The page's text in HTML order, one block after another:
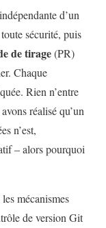
d’un
sécurité, puis
de tirage(PR)
Chaque
Rien n’entre
réalisé qu’un
n’est,
– alors pourquoi
mécanismes
de version Git